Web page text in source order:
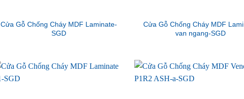
Cửa Gỗ Chống Cháy MDF Laminate-
SGD
Cửa Gỗ Chống Cháy MDF
van ngang-SGD